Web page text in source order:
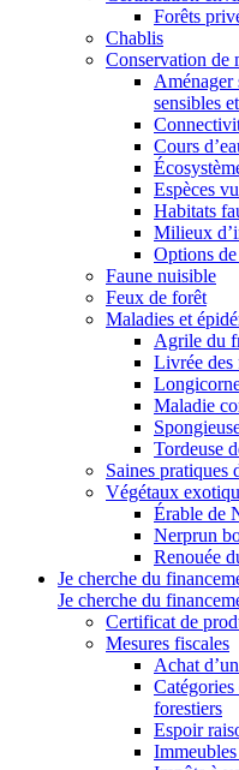
Forêts
Chablis
Conservation de
Aménager
sensibles
Cours
Espèces
Habitats
Milieux
Options
Faune nuisible
Feux de forêt
Maladies et
Agrile du
Livrée des
Maladie
Tordeuse
Saines pratiques
Végétaux
Érable de
Nerprun
Renouée
Je cherche du
Je cherche du
Certificat de
Mesures fiscales
Achat
forestiers
Espoir